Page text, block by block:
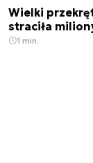
Wielki
straciła
1 min.